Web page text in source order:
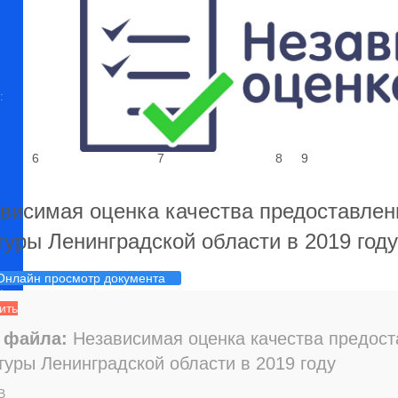
6 7 8 9
оценка качества
Ленинградской области в 2019 году
просмотр документа
Независимая оценка качества
Ленинградской области в 2019 году